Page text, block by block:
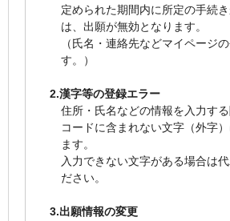
定められた期間内に所定の手続
は、出願が無効となります。
（氏名・連絡先などマイページ
す。）
2.漢字等の登録エラー
住所・氏名などの情報を入力す
コードに含まれない文字（外字
ます。
入力できない文字がある場合は
ださい。
3.出願情報の変更